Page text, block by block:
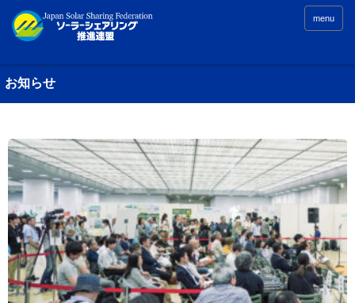
menu
お知らせ